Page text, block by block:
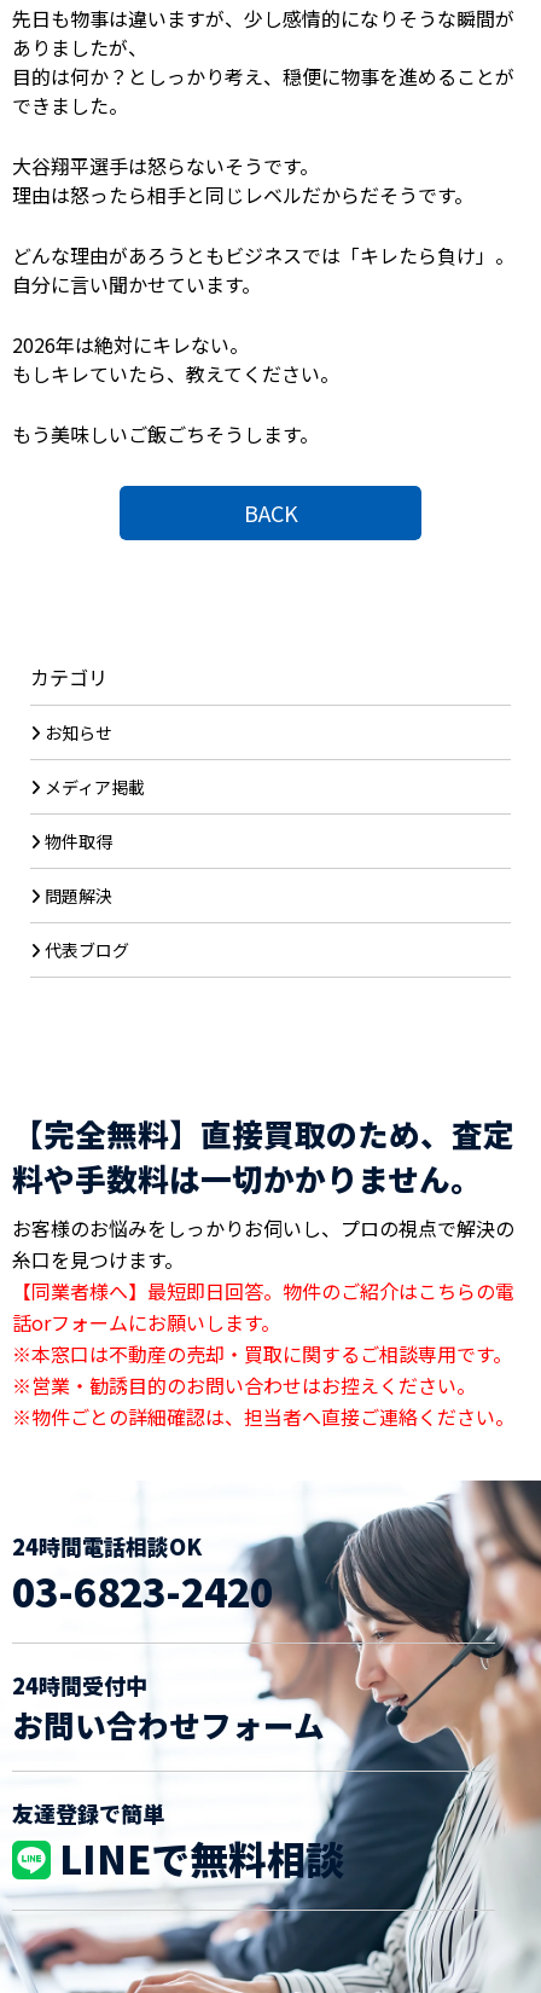
先日も物事は違いますが、少し感情的になりそうな瞬間が
ありましたが、
目的は何か？としっかり考え、穏便に物事を進めることが
できました。
大谷翔平選手は怒らないそうです。
理由は怒ったら相手と同じレベルだからだそうです。
どんな理由があろうともビジネスでは「キレたら負け」。
自分に言い聞かせています。
2026年は絶対にキレない。
もしキレていたら、教えてください。
もう美味しいご飯ごちそうします。
BACK
カテゴリ
お知らせ
メディア掲載
物件取得
問題解決
代表ブログ
【完全無料】直接買取のため、査定
料や手数料は一切かかりません。
お客様のお悩みをしっかりお伺いし、プロの視点で解決の
糸口を見つけます。
【同業者様へ】最短即日回答。物件のご紹介はこちらの電
話orフォームにお願いします。
※本窓口は不動産の売却・買取に関するご相談専用です。
※営業・勧誘目的のお問い合わせはお控えください。
※物件ごとの詳細確認は、担当者へ直接ご連絡ください。
24時間電話相談OK
03-6823-2420
24時間受付中
お問い合わせフォーム
友達登録で簡単
LINEで無料相談